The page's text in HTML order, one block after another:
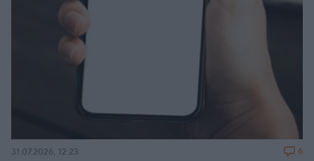
31.07.2026, 12:23 6